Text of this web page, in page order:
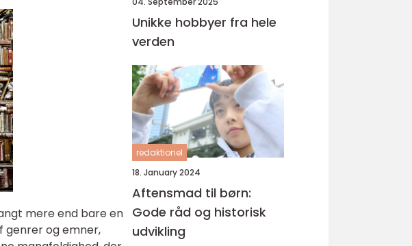
mere end bare en
genrer og emner,
Unikke hobbyer fra hele
verden
redaktionel
18. January 2024
Aftensmad til børn:
Gode råd og historisk
udvikling